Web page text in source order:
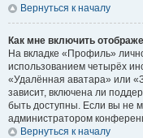
Вернуться к началу
Как мне включить
На вкладке «Профиль»
использованием четырёх
«Удалённая аватара» или
зависит, включена ли
быть доступны. Если вы не
администратором
Вернуться к началу